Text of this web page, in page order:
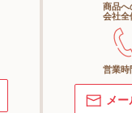
オーラ
スキン
商品へ
会社全
営業
メー